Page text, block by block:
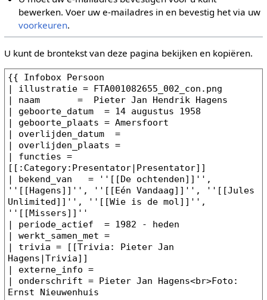
bewerken. Voer uw e-mailadres in en bevestig het via uw
voorkeuren.
U kunt de brontekst van deze pagina bekijken en kopiëren.